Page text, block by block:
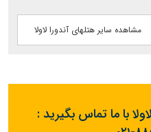
مشاهده سایر هتلهای آندورا لاولا
با ما تماس بگیرید :